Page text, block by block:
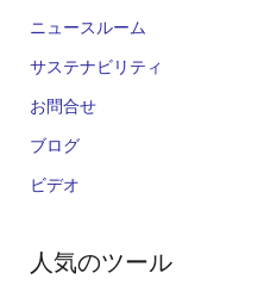
ニュースルーム
サステナビリティ
お問合せ
ブログ
ビデオ
人気のツール